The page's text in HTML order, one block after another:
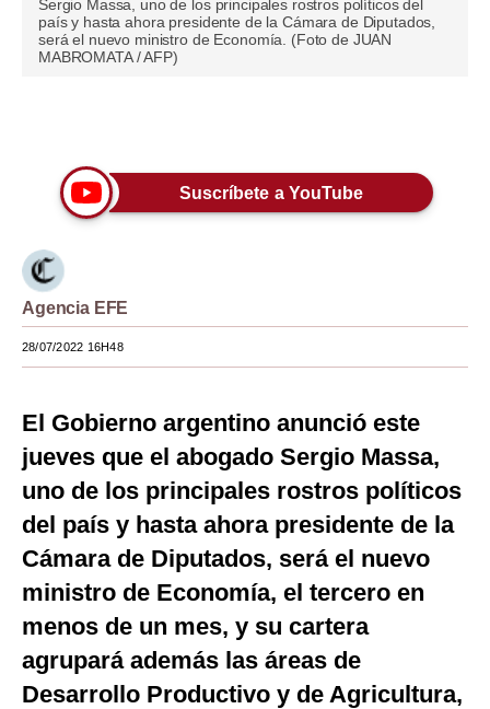
Opinión
Editorial
Tendencias
Viajes
Estilos
EEUU
México
España
Internacional
Tecnología
Club del Suscriptor
Sergio Massa, uno de los principales rostros políticos del
país y hasta ahora presidente de la Cámara de Diputados,
será el nuevo ministro de Economía. (Foto de JUAN
MABROMATA / AFP)
Suscríbete a YouTube
Agencia EFE
28/07/2022 16H48
El Gobierno argentino anunció este
jueves que el abogado Sergio Massa,
uno de los principales rostros políticos
del país y hasta ahora presidente de la
Cámara de Diputados, será el nuevo
ministro de Economía, el tercero en
menos de un mes, y su cartera
agrupará además las áreas de
Desarrollo Productivo y de Agricultura,